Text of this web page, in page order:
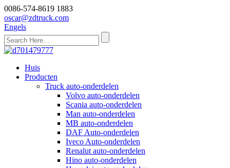
0086-574-8619 1883
oscar@zdtruck.com
Engels
Huis
Producten
Truck auto-onderdelen
Volvo auto-onderdelen
Scania auto-onderdelen
Man auto-onderdelen
MB auto-onderdelen
DAF Auto-onderdelen
Iveco Auto-onderdelen
Renalut auto-onderdelen
Hino auto-onderdelen